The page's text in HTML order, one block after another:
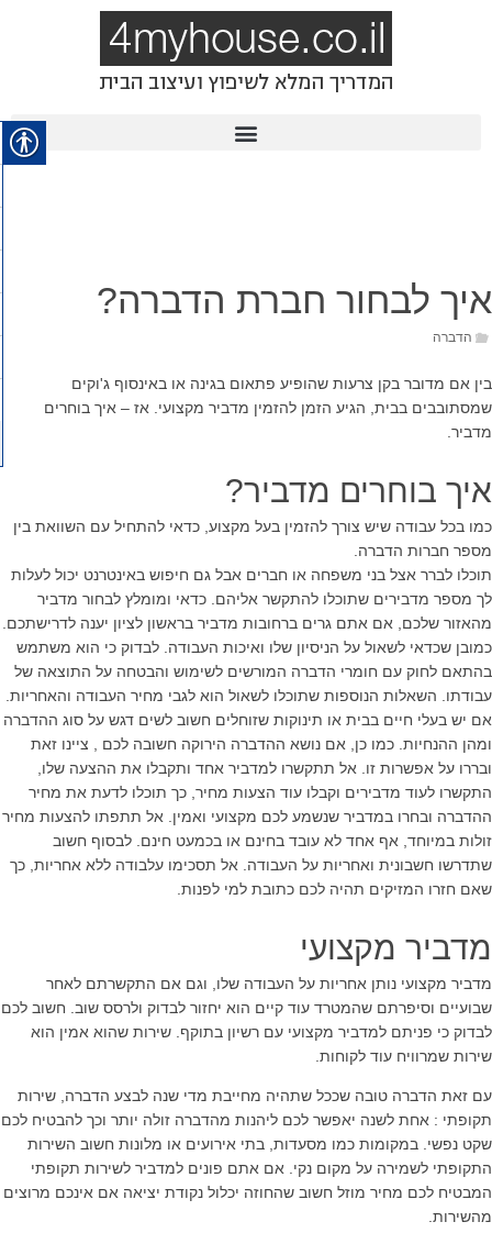
איך לבחור חברת הדברה?
הדברה
בין אם מדובר בקן צרעות שהופיע פתאום בגינה או באינסוף ג'וקים
שמסתובבים בבית, הגיע הזמן להזמין מדביר מקצועי. אז – איך בוחרים
מדביר.
איך בוחרים מדביר?
כמו בכל עבודה שיש צורך להזמין בעל מקצוע, כדאי להתחיל עם השוואת בין
מספר חברות הדברה.
תוכלו לברר אצל בני משפחה או חברים אבל גם חיפוש באינטרנט יכול לעלות
לך מספר מדבירים שתוכלו להתקשר אליהם. כדאי ומומלץ לבחור מדביר
מהאזור שלכם, אם אתם גרים ברחובות מדביר בראשון לציון יענה לדרישתכם.
כמובן שכדאי לשאול על הניסיון שלו ואיכות העבודה. לבדוק כי הוא משתמש
בהתאם לחוק עם חומרי הדברה המורשים לשימוש והבטחה על התוצאה של
עבודתו. השאלות הנוספות שתוכלו לשאול הוא לגבי מחיר העבודה והאחריות.
אם יש בעלי חיים בבית או תינוקות שזוחלים חשוב לשים דגש על סוג ההדברה
ומהן ההנחיות. כמו כן, אם נושא ההדברה הירוקה חשובה לכם , ציינו זאת
ובררו על אפשרות זו. אל תתקשרו למדביר אחד ותקבלו את ההצעה שלו,
התקשרו לעוד מדבירים וקבלו עוד הצעות מחיר, כך תוכלו לדעת את מחיר
ההדברה ובחרו במדביר שנשמע לכם מקצועי ואמין. אל תתפתו להצעות מחיר
זולות במיוחד, אף אחד לא עובד בחינם או בכמעט חינם. לבסוף חשוב
שתדרשו חשבונית ואחריות על העבודה. אל תסכימו עלבודה ללא אחריות, כך
שאם חזרו המזיקים תהיה לכם כתובת למי לפנות.
מדביר מקצועי
מדביר מקצועי נותן אחריות על העבודה שלו, וגם אם התקשרתם לאחר
שבועיים וסיפרתם שהמטרד עוד קיים הוא יחזור לבדוק ולרסס שוב. חשוב לכם
לבדוק כי פניתם למדביר מקצועי עם רשיון בתוקף. שירות שהוא אמין הוא
שירות שמרוויח עוד לקוחות.
עם זאת הדברה טובה שככל שתהיה מחייבת מדי שנה לבצע הדברה, שירות
תקופתי : אחת לשנה יאפשר לכם ליהנות מהדברה זולה יותר וכך להבטיח לכם
שקט נפשי. במקומות כמו מסעדות, בתי אירועים או מלונות חשוב השירות
התקופתי לשמירה על מקום נקי. אם אתם פונים למדביר לשירות תקופתי
המבטיח לכם מחיר מוזל חשוב שהחוזה יכלול נקודת יציאה אם אינכם מרוצים
מהשירות.